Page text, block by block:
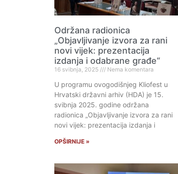
Održana radionica
„Objavljivanje izvora za rani
novi vijek: prezentacija
izdanja i odabrane građe“
16 svibnja, 2025 Nema komentara
U programu ovogodišnjeg Kliofest u
Hrvatski državni arhiv (HDA) je 15.
svibnja 2025. godine održana
radionica „Objavljivanje izvora za rani
novi vijek: prezentacija izdanja i
OPŠIRNIJE »